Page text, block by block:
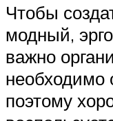
Чтобы
модный,
важно
необходимо
поэтому